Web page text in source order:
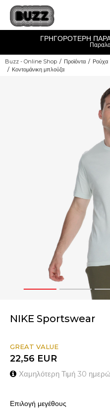
ΓΡΗΓΟΡΟΤΕΡΗ
Buzz - Online Shop Προϊόντα Ρούχα
Κοντομάνικη μπλούζα
1 2
NIKE Sportswear
GREAT VALUE
22,56 EUR
Χαμηλότερη Τιμή 30
Επιλογή μεγέθους